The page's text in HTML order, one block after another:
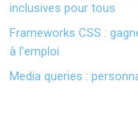
inclusives pour tous
Frameworks CSS :
à l’emploi
Media queries :